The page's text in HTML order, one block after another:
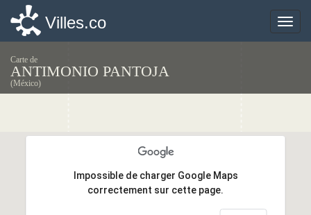
Toggle
Villes.co
Carte de
ANTIMONIO PANTOJA
(México)
Impossible de charger Google Maps
correctement sur cette page.
Impossible de charger Google Maps
correctement sur cette page.
Toggle
Villes.co